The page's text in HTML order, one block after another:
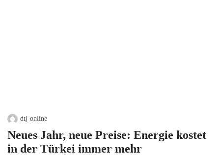
dtj-online
Neues Jahr, neue Preise: Energie kostet
in der Türkei immer mehr